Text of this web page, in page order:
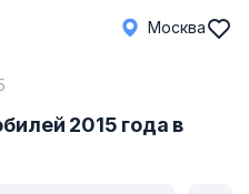
Москва
2015 года в